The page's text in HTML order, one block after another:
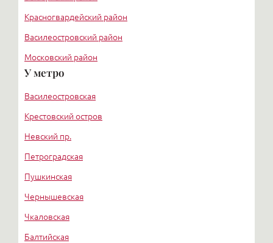
Красногвардейский район
Василеостровский район
Московский район
Курортный район
У метро
Василеостровская
Крестовский остров
Невский пр.
Петроградская
Пушкинская
Чернышевская
Чкаловская
Балтийская